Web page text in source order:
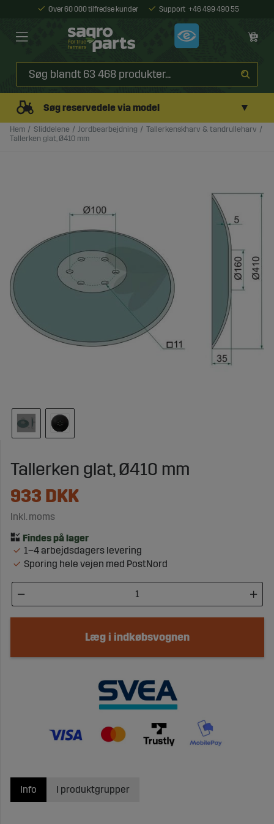
Over 60 000 tilfredse kunder Support +46 499 490 55
Søg reservedele via model ▼
Hem Sliddelene Jordbearbejdning
Tallerkenskharv & tandrulleharv
Tallerken glat, Ø410 mm
Tallerken glat, Ø410 mm
933 DKK
Inkl. moms
1–4 arbejdsdagers levering
Sporing hele vejen med PostNord
Læg i indkøbsvognen
Info I produktgrupper